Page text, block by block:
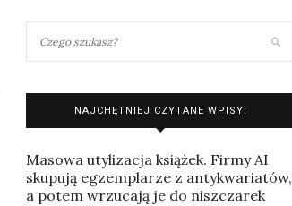
NAJCHĘTNIEJ CZYTANE WPISY:
Masowa utylizacja książek. Firmy AI
skupują egzemplarze z antykwariatów,
a potem wrzucają je do niszczarek